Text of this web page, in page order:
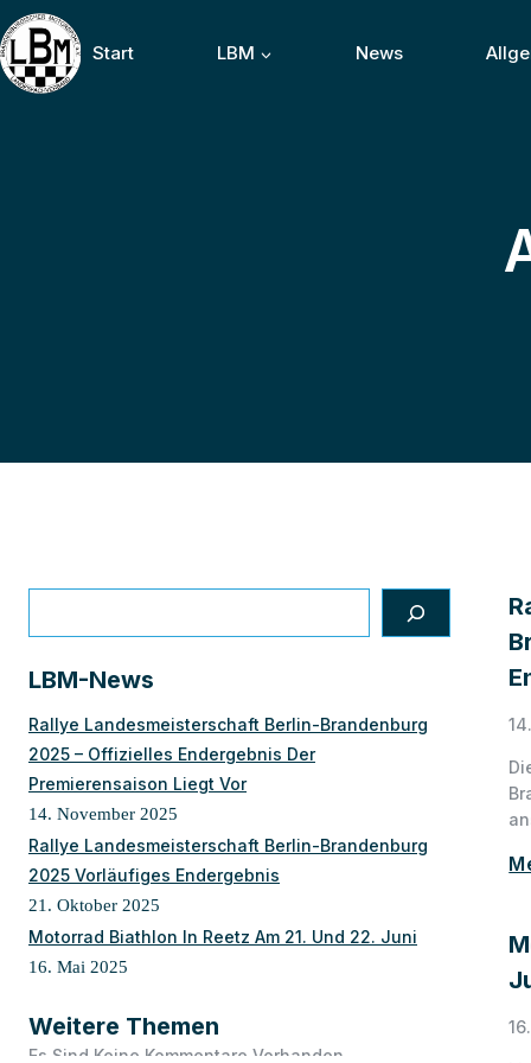
Start LBM News
LBM-News
Rallye Landesmeisterschaft Berlin-Brandenburg
2025 – Offizielles Endergebnis Der
Premierensaison Liegt Vor
14. November 2025
Rallye Landesmeisterschaft Berlin-Brandenburg
2025 Vorläufiges Endergebnis
21. Oktober 2025
Motorrad Biathlon In Reetz Am 21. Und 22. Juni
16. Mai 2025
Weitere Themen
Es Sind Keine Kommentare Vorhanden.